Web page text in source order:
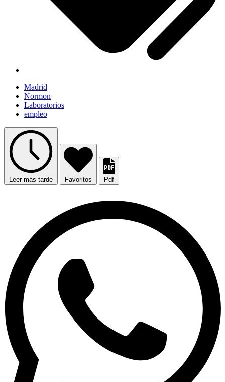
Madrid
Normon
Laboratorios
empleo
Leer más tarde Favoritos Pdf